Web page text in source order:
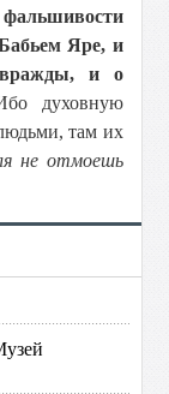
фальшивости
Яре, и
вражды, и о
духовную
там их
не отмоешь